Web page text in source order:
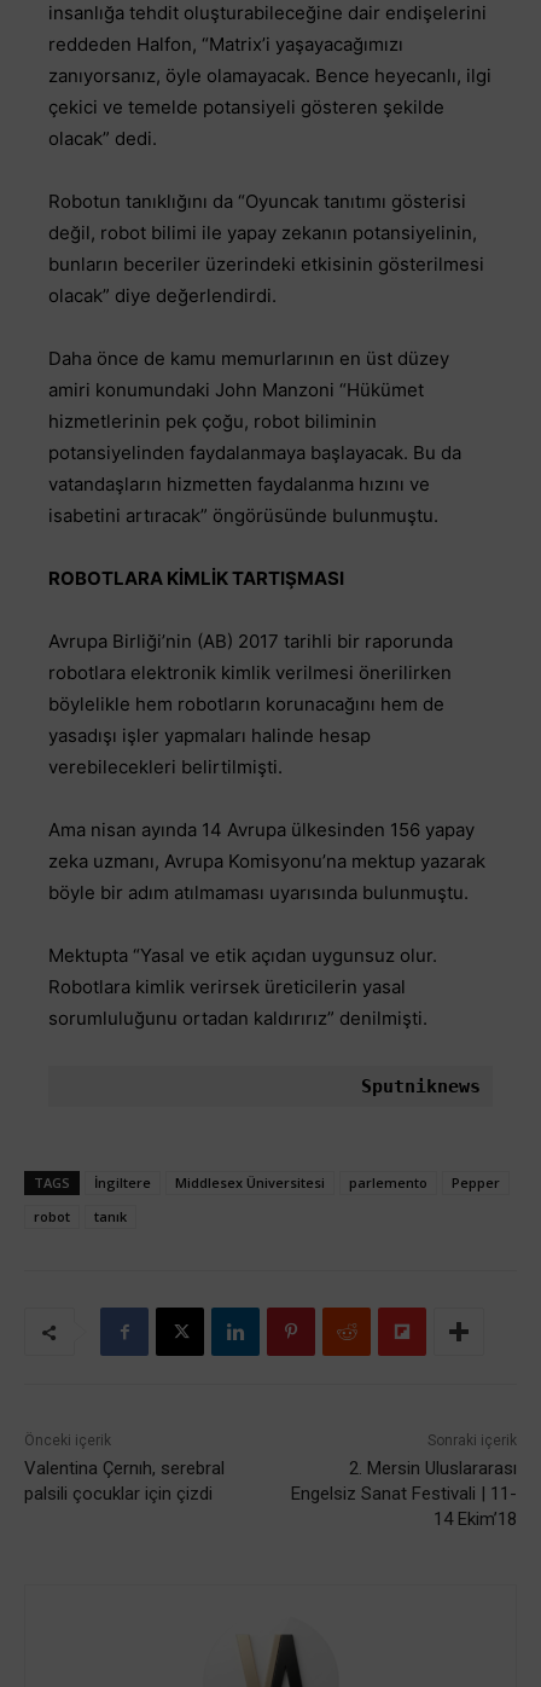
insanlığa tehdit oluşturabileceğine dair endişelerini
reddeden Halfon, “Matrix’i yaşayacağımızı
zanıyorsanız, öyle olamayacak. Bence heyecanlı, ilgi
çekici ve temelde potansiyeli gösteren şekilde
olacak” dedi.
Robotun tanıklığını da “Oyuncak tanıtımı gösterisi
değil, robot bilimi ile yapay zekanın potansiyelinin,
bunların beceriler üzerindeki etkisinin gösterilmesi
olacak” diye değerlendirdi.
Daha önce de kamu memurlarının en üst düzey
amiri konumundaki John Manzoni “Hükümet
hizmetlerinin pek çoğu, robot biliminin
potansiyelinden faydalanmaya başlayacak. Bu da
vatandaşların hizmetten faydalanma hızını ve
isabetini artıracak” öngörüsünde bulunmuştu.
ROBOTLARA KİMLİK TARTIŞMASI
Avrupa Birliği’nin (AB) 2017 tarihli bir raporunda
robotlara elektronik kimlik verilmesi önerilirken
böylelikle hem robotların korunacağını hem de
yasadışı işler yapmaları halinde hesap
verebilecekleri belirtilmişti.
Ama nisan ayında 14 Avrupa ülkesinden 156 yapay
zeka uzmanı, Avrupa Komisyonu’na mektup yazarak
böyle bir adım atılmaması uyarısında bulunmuştu.
Mektupta “Yasal ve etik açıdan uygunsuz olur.
Robotlara kimlik verirsek üreticilerin yasal
sorumluluğunu ortadan kaldırırız” denilmişti.
Sputniknews
TAGS İngiltere Middlesex Üniversitesi parlemento
Pepper
robot
tanık
Önceki içerik
Valentina Çernıh, serebral
palsili çocuklar için çizdi
Sonraki içerik
2. Mersin Uluslararası
Engelsiz Sanat Festivali | 11-
14 Ekim’18